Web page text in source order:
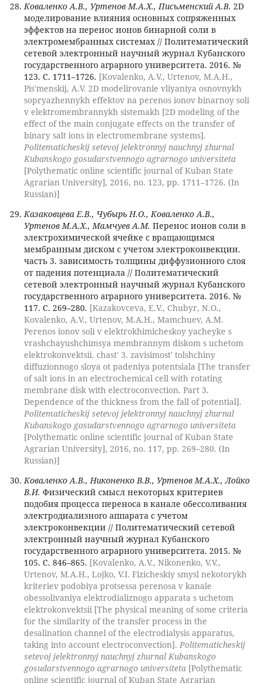
Коваленко А.В., Уртенов М.А.Х., Письменский А.В. 2D
моделирование влияния основных сопряженных
эффектов на перенос ионов бинарной соли в
электромембранных системах // Политематический
сетевой электронный научный журнал Кубанского
государственного аграрного университета. 2016. №
123. С. 1711–1726. [Kovalenko, A.V., Urtenov, M.A.H.,
Pis'menskij, A.V. 2D modelirovanie vliyaniya osnovnykh
sopryazhennykh effektov na perenos ionov binarnoy soli
v elektromembrannykh sistemakh [2D modeling of the
effect of the main conjugate effects on the transfer of
binary salt ions in electromembrane systems].
Politematicheskij setevoj jelektronnyj nauchnyj zhurnal
Kubanskogo gosudarstvennogo agrarnogo universiteta
[Polythematic online scientific journal of Kuban State
Agrarian University], 2016, no. 123, pp. 1711–1726. (In
Russian)]
Казаковцева Е.В., Чубырь Н.О., Коваленко А.В.,
Уртенов М.А.Х., Мамчуев А.М. Перенос ионов соли в
электрохимической ячейке с вращающимся
мембранным диском с учетом электроконвекции.
часть 3. зависимость толщины диффузионного слоя
от падения потенциала // Политематический
сетевой электронный научный журнал Кубанского
государственного аграрного университета. 2016. №
117. С. 269–280. [Kazakovceva, E.V., Chubyr, N.O.,
Kovalenko, A.V., Urtenov, M.A.H., Mamchuev, A.M.
Perenos ionov soli v elektrokhimicheskoy yacheyke s
vrashchayushchimsya membrannym diskom s uchetom
elektrokonvektsii. chast' 3. zavisimost' tolshchiny
diffuzionnogo sloya ot padeniya potentsiala [The transfer
of salt ions in an electrochemical cell with rotating
membrane disk with electroconvection. Part 3.
Dependence of the thickness from the fall of potential].
Politematicheskij setevoj jelektronnyj nauchnyj zhurnal
Kubanskogo gosudarstvennogo agrarnogo universiteta
[Polythematic online scientific journal of Kuban State
Agrarian University], 2016, no. 117, pp. 269–280. (In
Russian)]
Коваленко А.В., Никоненко В.В., Уртенов М.А.Х., Лойко
В.И. Физический смысл некоторых критериев
подобия процесса переноса в канале обессоливания
электродиализного аппарата с учетом
электроконвекции // Политематический сетевой
электронный научный журнал Кубанского
государственного аграрного университета. 2015. №
105. С. 846–865. [Kovalenko, A.V., Nikonenko, V.V.,
Urtenov, M.A.H., Lojko, V.I. Fizicheskiy smysl nekotorykh
kriteriev podobiya protsessa perenosa v kanale
obessolivaniya elektrodializnogo apparata s uchetom
elektrokonvektsii [The physical meaning of some criteria
for the similarity of the transfer process in the
desalination channel of the electrodialysis apparatus,
taking into account electroconvection]. Politematicheskij
setevoj jelektronnyj nauchnyj zhurnal Kubanskogo
gosudarstvennogo agrarnogo universiteta[Polythematic
online scientific journal of Kuban State Agrarian